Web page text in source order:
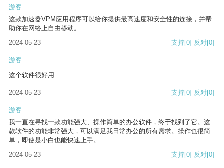
游客
这款加速器VPM应用程序可以给你提供最高速度和安全性的连接，并帮
助你在网络上自由移动。
2024-05-23
支持[0] 反对[0]
游客
这个软件很好用
2024-05-23 支持[0] 反对[0]
游客
我一直在寻找一款功能强大、操作简单的办公软件，终于找到了它。这
款软件的功能非常强大，可以满足我日常办公的所有需求。操作也很简
单，即使是小白也能快速上手。
2024-05-23
支持[0] 反对[0]